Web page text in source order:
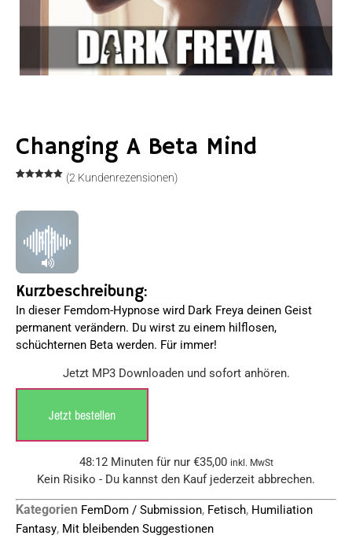
Changing A Beta Mind
basierend
Kundenbewertungen
(2 Kundenrezensionen)
Kurzbeschreibung:
In dieser Femdom-Hypnose wird Dark Freya deinen Geist
permanent verändern. Du wirst zu einem hilflosen,
schüchternen Beta werden. Für immer!
Jetzt MP3 Downloaden und sofort anhören.
Jetzt bestellen
48:12 Minuten für nur €35,00 inkl. MwSt
Kein Risiko - Du kannst den Kauf jederzeit abbrechen.
Kategorien FemDom / Submission, Fetisch, Humiliation
Fantasy, Mit bleibenden Suggestionen